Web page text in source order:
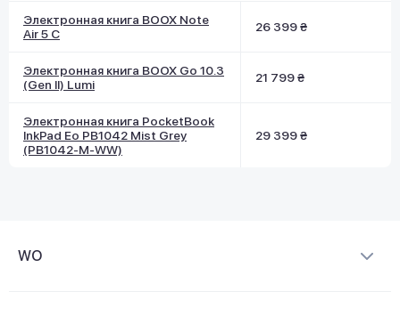
Электронная книга BOOX Note
Air 5 C
26 399 ₴
Электронная книга BOOX Go 10.3
(Gen II) Lumi
21 799 ₴
Электронная книга PocketBook
InkPad Eo PB1042 Mist Grey
(PB1042-M-WW)
29 399 ₴
WO